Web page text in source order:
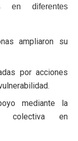
en diferentes
ampliaron su
por acciones
mediante la
colectiva en